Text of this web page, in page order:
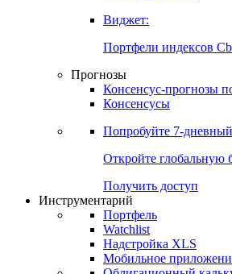
Виджет:
Портфели индексов
Прогнозы
Консенсус-прогнозы
Консенсусы
Попробуйте 7-дневный
Откройте глобальную
Получить доступ
Инструментарий
Портфель
Watchlist
Надстройка XLS
Мобильное